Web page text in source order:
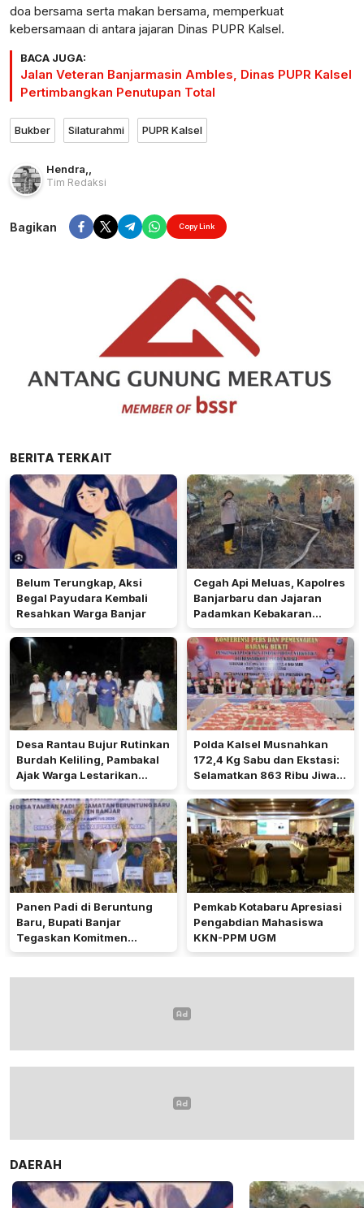
doa bersama serta makan bersama, memperkuat
kebersamaan di antara jajaran Dinas PUPR Kalsel.
BACA JUGA:
Jalan Veteran Banjarmasin Ambles, Dinas PUPR Kalsel
Pertimbangkan Penutupan Total
Bukber Silaturahmi PUPR Kalsel
Hendra,,
Tim Redaksi
Bagikan Copy Link
BERITA TERKAIT
Belum Terungkap, Aksi
Begal Payudara Kembali
Resahkan Warga Banjar
Cegah Api Meluas, Kapolres
Banjarbaru dan Jajaran
Padamkan Kebakaran
Lahan
Desa Rantau Bujur Rutinkan
Burdah Keliling, Pambakal
Ajak Warga Lestarikan
Tradisi Keagamaan
Polda Kalsel Musnahkan
172,4 Kg Sabu dan Ekstasi:
Selamatkan 863 Ribu Jiwa
dan Hemat Biaya Rehab Rp.
4,3 Triliun
Panen Padi di Beruntung
Baru, Bupati Banjar
Tegaskan Komitmen
Dukung Ketahanan Pangan
Pemkab Kotabaru Apresiasi
Pengabdian Mahasiswa
KKN-PPM UGM
DAERAH